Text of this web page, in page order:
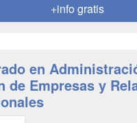
+info gratis
en
de Empresas y